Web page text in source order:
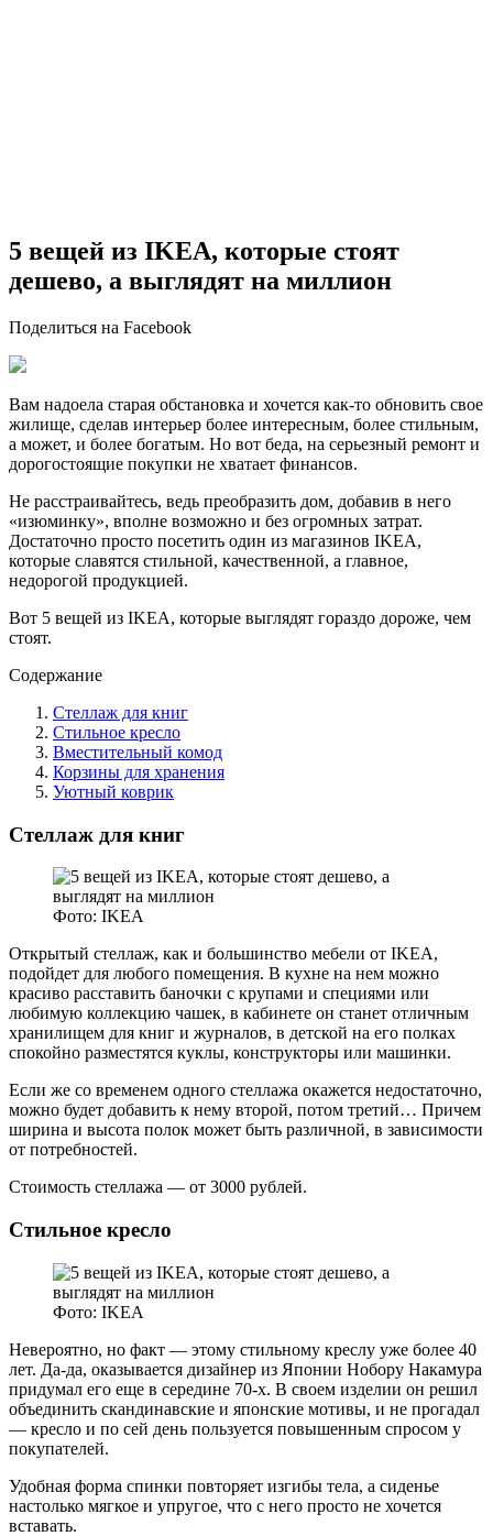
5 вещей из IKEA, которые стоят
дешево, а выглядят на миллион
Поделиться на Facebook
Вам надоела старая обстановка и хочется как-то обновить свое
жилище, сделав интерьер более интересным, более стильным,
а может, и более богатым. Но вот беда, на серьезный ремонт и
дорогостоящие покупки не хватает финансов.
Не расстраивайтесь, ведь преобразить дом, добавив в него
«изюминку», вполне возможно и без огромных затрат.
Достаточно просто посетить один из магазинов IKEA,
которые славятся стильной, качественной, а главное,
недорогой продукцией.
Вот 5 вещей из IKEA, которые выглядят гораздо дороже, чем
стоят.
Содержание
Стеллаж для книг
Стильное кресло
Вместительный комод
Корзины для хранения
Уютный коврик
Стеллаж для книг
Фото: IKEA
Открытый стеллаж, как и большинство мебели от IKEA,
подойдет для любого помещения. В кухне на нем можно
красиво расставить баночки с крупами и специями или
любимую коллекцию чашек, в кабинете он станет отличным
хранилищем для книг и журналов, в детской на его полках
спокойно разместятся куклы, конструкторы или машинки.
Если же со временем одного стеллажа окажется недостаточно,
можно будет добавить к нему второй, потом третий… Причем
ширина и высота полок может быть различной, в зависимости
от потребностей.
Стоимость стеллажа — от 3000 рублей.
Стильное кресло
Фото: IKEA
Невероятно, но факт — этому стильному креслу уже более 40
лет. Да-да, оказывается дизайнер из Японии Нобору Накамура
придумал его еще в середине 70-х. В своем изделии он решил
объединить скандинавские и японские мотивы, и не прогадал
— кресло и по сей день пользуется повышенным спросом у
покупателей.
Удобная форма спинки повторяет изгибы тела, а сиденье
настолько мягкое и упругое, что с него просто не хочется
вставать.